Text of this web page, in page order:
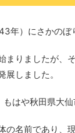
年）にさかのぼ
まりましたが、
しました。
はや秋田県大仙
の名前であり、